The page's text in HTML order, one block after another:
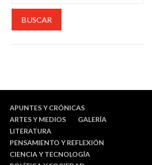
APUNTES Y CRÓNICAS
ARTES Y MEDIOS
GALERÍA
LITERATURA
PENSAMIENTO Y REFLEXIÓN
CIENCIA Y TECNOLOGÍA